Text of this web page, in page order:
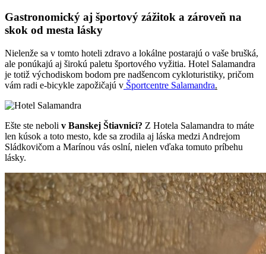
Gastronomický aj športový zážitok a zároveň na
skok od mesta lásky
Nielenže sa v tomto hoteli zdravo a lokálne postarajú o vaše brušká,
ale ponúkajú aj širokú paletu športového vyžitia. Hotel Salamandra
je totiž východiskom bodom pre nadšencom cykloturistiky, pričom
vám radi e-bicykle zapožičajú v Športcentre Salamandra.
Ešte ste neboli v Banskej Štiavnici? Z Hotela Salamandra to máte
len kúsok a toto mesto, kde sa zrodila aj láska medzi Andrejom
Sládkovičom a Marínou vás oslní, nielen vďaka tomuto príbehu
lásky.